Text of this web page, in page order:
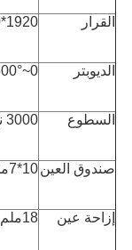
القرار 1920*1080*2
الديوبتر 0~600° قابل للتعديل
السطوع 3000 نيت
صندوق العين10*7ملم
إزاحة عين 18ملم